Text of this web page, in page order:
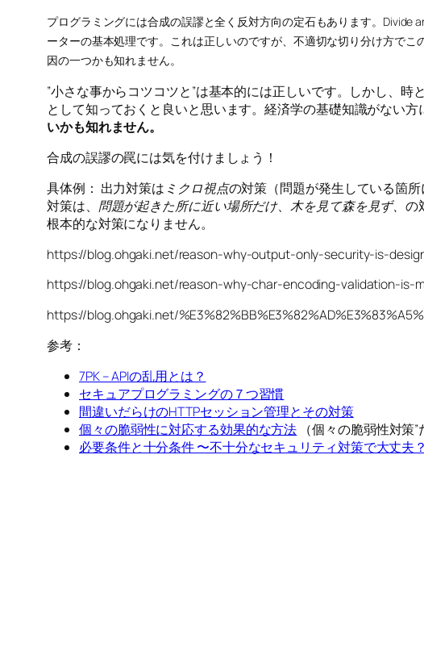
プログラミングには合成の誤謬と全く反対方向の定石もあります。
ーターの基本処理です。これは正しいのですが、不適切な切り分け方で
因の一つかも知れません。
”小さな事からコツコツと”は基本的には正しいです。しかし、
として知っておくと良いと思います。経済学の基礎知識がない
いかも知れません。
合成の誤謬の罠には気を付けましょう！
具体例： 出力対策は ミクロ視点の対策（問題が発生している箇
対策は、 問題が起きた所に近い場所だけ、木を見て森を見ず、の
根本的な対策になりません。
https://blog.ohgaki.net/reason-why-output-only-security-is-
https://blog.ohgaki.net/reason-why-char-encoding-validation-is-
https://blog.ohgaki.net/
参考：
7PK – APIの乱用とは？
セキュアプログラミングの７つ習慣
間違いだらけのHTTPセッション管理とその対策
個々の脆弱性に対応する効果的な方法 （個々の脆弱性対策
必要条件と十分条件 〜不十分なセキュリティ対策で大丈夫